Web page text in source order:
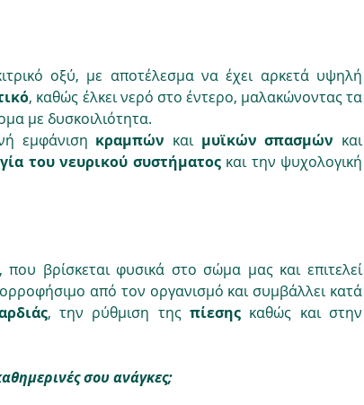
οξύ, με αποτέλεσμα να έχει αρκετά υψηλή
, καθώς έλκει νερό στο έντερο, μαλακώνοντας τα
με δυσκοιλιότητα.
εμφάνιση κραμπών και μυϊκών σπασμών και
του νευρικού συστήματος και την ψυχολογική
βρίσκεται φυσικά στο σώμα μας και επιτελεί
από τον οργανισμό και συμβάλλει κατά
, την ρύθμιση της πίεσης
σου ανάγκες;